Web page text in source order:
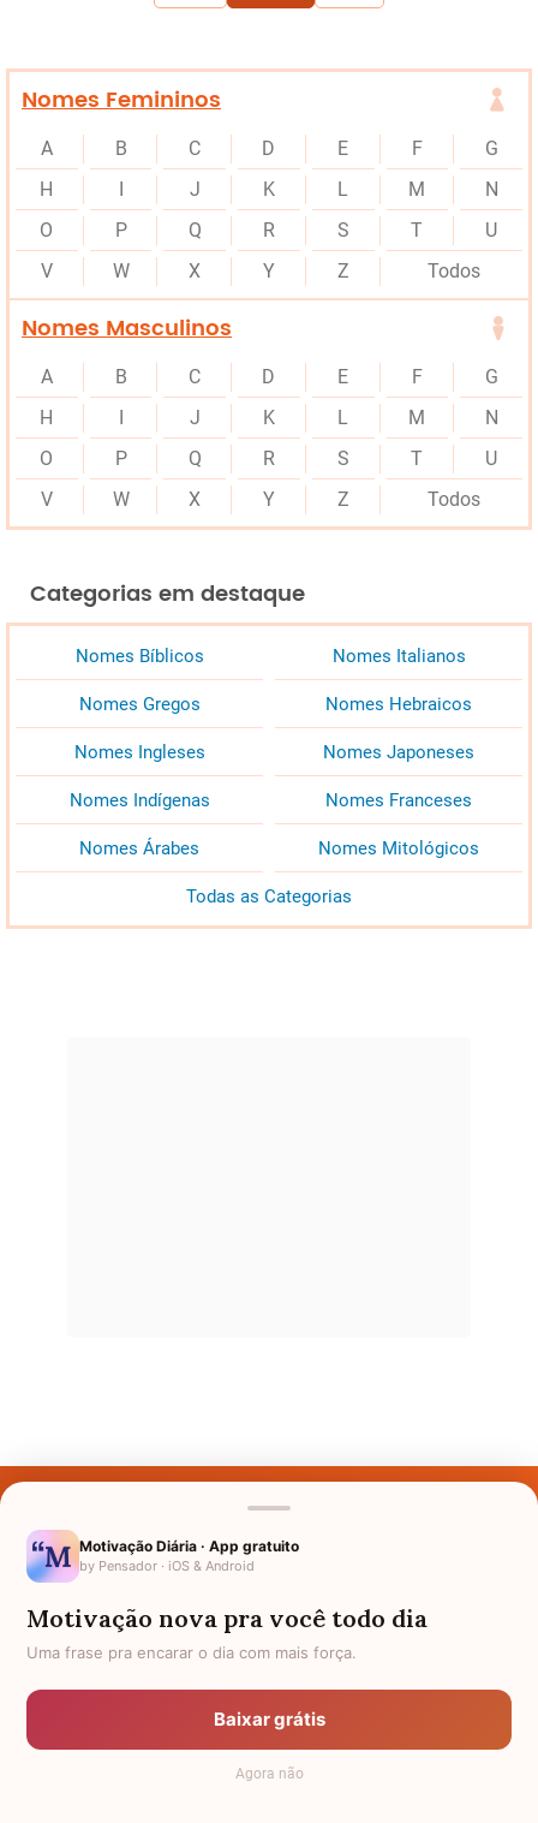
Nomes Femininos
A B C D E F
G
H
J K L M
N
O
P Q R S T
U
V
W X Y Z Todos
Nomes Masculinos
A B C D E F
G
H
J K L M
N
O
P Q R S T
U
V
W X Y Z Todos
Categorias em destaque
Nomes Bíblicos Nomes Italianos
Nomes Gregos Nomes Hebraicos
Nomes Ingleses Nomes Japoneses
Nomes Indígenas Nomes Franceses
Nomes Árabes Nomes Mitológicos
Todas as Categorias
Nomes pelo Mundo
Política de Privacidade
Anuncie
Termos de Uso
Motivação Diária · App gratuito
by Pensador · iOS & Android
Motivação nova pra você todo dia
Uma frase pra encarar o dia com mais força.
Baixar grátis
Agora não